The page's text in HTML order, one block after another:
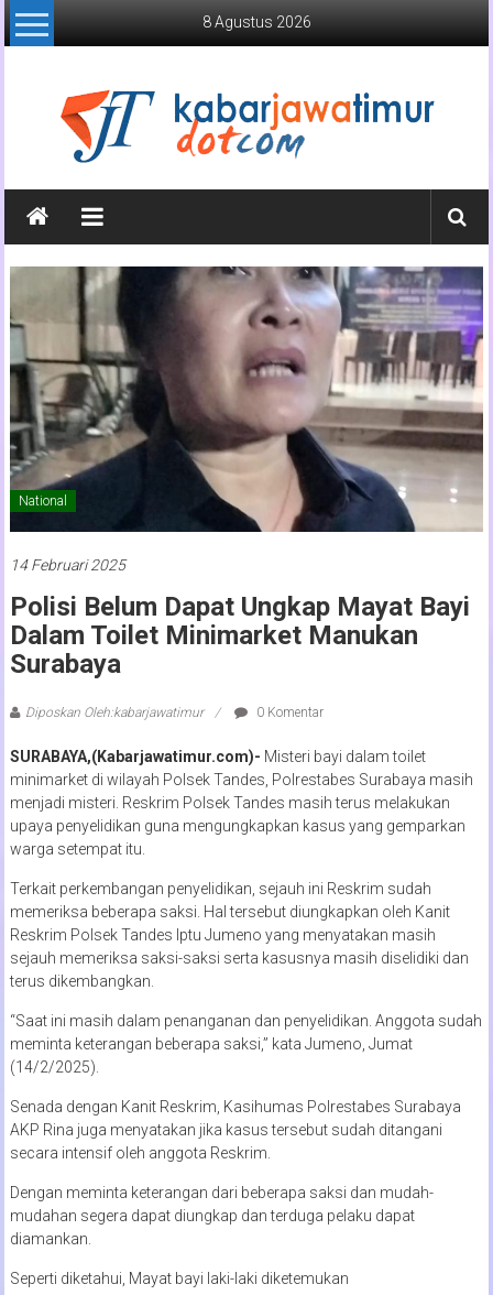
Lompat
ke
8 Agustus 2026
Kabar
Jawa
Timur
Media
Jawa
Timur
National
14 Februari 2025
Polisi Belum Dapat Ungkap Mayat Bayi
Dalam Toilet Minimarket Manukan
Surabaya
Diposkan Oleh:kabarjawatimur 0 Komentar
SURABAYA,(Kabarjawatimur.com)- Misteri bayi dalam toilet
minimarket di wilayah Polsek Tandes, Polrestabes Surabaya masih
menjadi misteri. Reskrim Polsek Tandes masih terus melakukan
upaya penyelidikan guna mengungkapkan kasus yang gemparkan
warga setempat itu.
Terkait perkembangan penyelidikan, sejauh ini Reskrim sudah
memeriksa beberapa saksi. Hal tersebut diungkapkan oleh Kanit
Reskrim Polsek Tandes Iptu Jumeno yang menyatakan masih
sejauh memeriksa saksi-saksi serta kasusnya masih diselidiki dan
terus dikembangkan.
“Saat ini masih dalam penanganan dan penyelidikan. Anggota sudah
meminta keterangan beberapa saksi,” kata Jumeno, Jumat
(14/2/2025).
Senada dengan Kanit Reskrim, Kasihumas Polrestabes Surabaya
AKP Rina juga menyatakan jika kasus tersebut sudah ditangani
secara intensif oleh anggota Reskrim.
Dengan meminta keterangan dari beberapa saksi dan mudah-
mudahan segera dapat diungkap dan terduga pelaku dapat
diamankan.
Seperti diketahui, Mayat bayi laki-laki diketemukan